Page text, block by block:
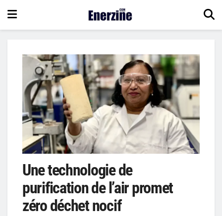
Une technologie de
purification de l’air promet
zéro déchet nocif